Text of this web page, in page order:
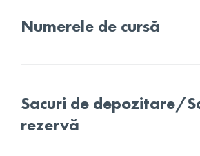
Numerele de cursă
Sacuri de depozitare/
rezervă